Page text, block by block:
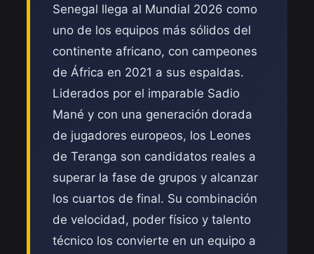
Senegal llega al Mundial 2026 como
uno de los equipos más sólidos del
continente africano, con campeones
de África en 2021 a sus espaldas.
Liderados por el imparable Sadio
Mané y con una generación dorada
de jugadores europeos, los Leones
de Teranga son candidatos reales a
superar la fase de grupos y alcanzar
los cuartos de final. Su combinación
de velocidad, poder físico y talento
técnico los convierte en un equipo a